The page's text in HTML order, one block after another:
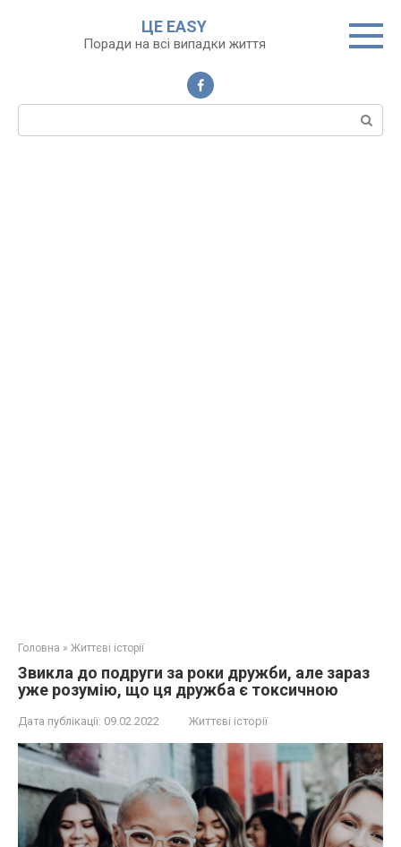
ЦЕ EASY
Поради на всі випадки життя
Пошук:
Головна » Життєві історії
Звикла до подруги за роки дружби, але зараз
уже розумію, що ця дружба є токсичною
Дата публікації: 09.02.2022 Життєві історії